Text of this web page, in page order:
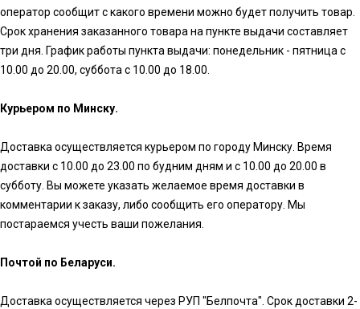
оператор сообщит с какого времени можно будет получить товар.
Срок хранения заказанного товара на пункте выдачи составляет
три дня. График работы пункта выдачи: понедельник - пятница с
10.00 до 20.00, суббота с 10.00 до 18.00.
Курьером по Минску.
Доставка осуществляется курьером по городу Минску. Время
доставки с 10.00 до 23.00 по будним дням и с 10.00 до 20.00 в
субботу. Вы можете указать желаемое время доставки в
комментарии к заказу, либо сообщить его оператору. Мы
постараемся учесть ваши пожелания.
Почтой по Беларуси.
Доставка осуществляется через РУП "Белпочта". Срок доставки 2-